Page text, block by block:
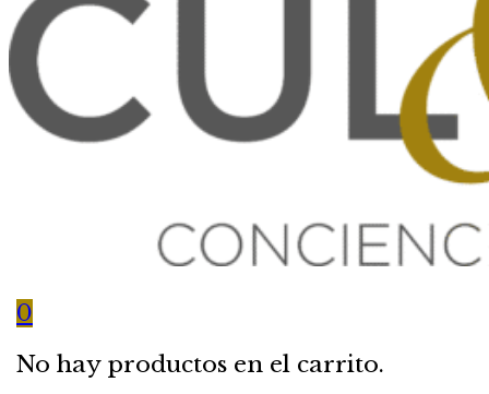
0
No hay productos en el carrito.